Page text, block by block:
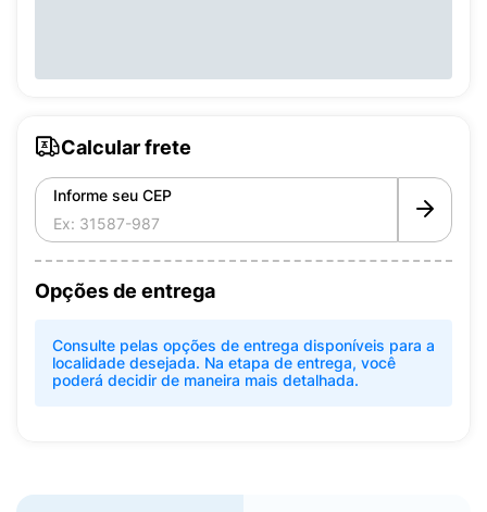
Calcular frete
Informe seu CEP
Opções de entrega
Consulte pelas opções de entrega disponíveis para a
localidade desejada. Na etapa de entrega, você
poderá decidir de maneira mais detalhada.